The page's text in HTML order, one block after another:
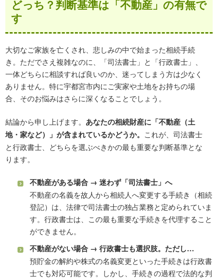
どっち？判断基準は「不動産」の有無で
す
大切なご家族を亡くされ、悲しみの中で始まった相続手続
き。ただでさえ複雑なのに、「司法書士」と「行政書士」、
一体どちらに相談すれば良いのか、迷ってしまう方は少なく
ありません。特に宇都宮市内にご実家や土地をお持ちの場
合、そのお悩みはさらに深くなることでしょう。
結論から申し上げます。 あなたの相続財産に「不動産（土
地・家など）」が含まれているかどうか。 これが、司法書士
と行政書士、どちらを選ぶべきかの最も重要な判断基準とな
ります。
不動産がある場合 → 迷わず「司法書士」へ
不動産の名義を故人から相続人へ変更する手続き（相続
登記）は、法律で司法書士の独占業務と定められていま
す。行政書士は、この最も重要な手続きを代理すること
ができません。
不動産がない場合 → 行政書士も選択肢。ただし…
預貯金の解約や株式の名義変更といった手続きは行政書
士でも対応可能です。しかし、手続きの過程で法的な判